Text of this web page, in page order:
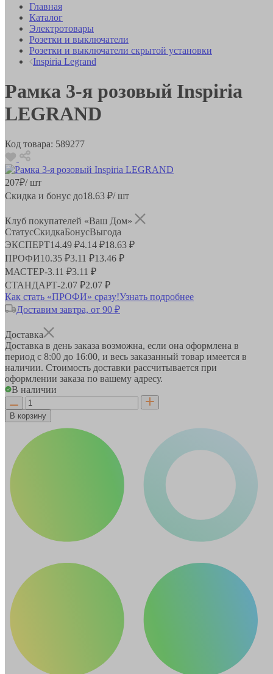
Главная
Каталог
Электротовары
Розетки и выключатели
Розетки и выключатели скрытой установки
Inspiria Legrand
Рамка 3-я розовый Inspiria
LEGRAND
Код товара: 589277
207₽/ шт
Скидка и бонус до18.63 ₽/ шт
Клуб покупателей «Ваш Дом»
СтатусСкидкаБонусВыгода
ЭКСПЕРТ14.49 ₽4.14 ₽18.63 ₽
ПРОФИ10.35 ₽3.11 ₽13.46 ₽
МАСТЕР-3.11 ₽3.11 ₽
СТАНДАРТ-2.07 ₽2.07 ₽
Как стать «ПРОФИ» сразу!Узнать подробнее
Доставим завтра, от 90 ₽
Доставка
Доставка в день заказа возможна, если она оформлена в
период с 8:00 до 16:00, и весь заказанный товар имеется в
наличии. Стоимость доставки рассчитывается при
оформлении заказа по вашему адресу.
В наличии
В корзину